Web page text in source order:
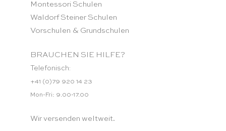
Montessori Schulen
Waldorf Steiner Schulen
Vorschulen & Grundschulen
BRAUCHEN SIE HILFE?
Telefonisch:
+41 (0)79 920 14 23
Mon-Fri: 9.00-17.00
Wir versenden weltweit.